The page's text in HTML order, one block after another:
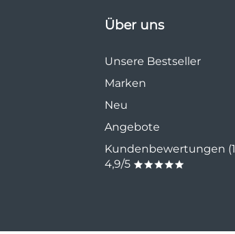
Über uns
Unsere Bestseller
Marken
Neu
Angebote
Kundenbewertungen
4,9/5 *****